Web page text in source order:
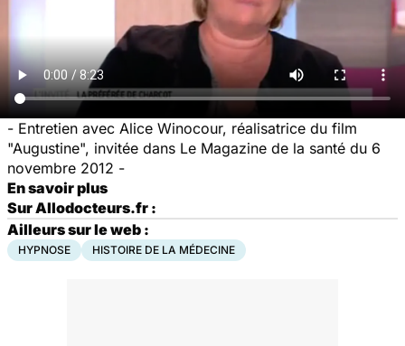
- Entretien avec Alice Winocour, réalisatrice du film
"Augustine", invitée dans Le Magazine de la santé du 6
novembre 2012 -
En savoir plus
Sur Allodocteurs.fr :
Ailleurs sur le web :
HYPNOSE HISTOIRE DE LA MÉDECINE